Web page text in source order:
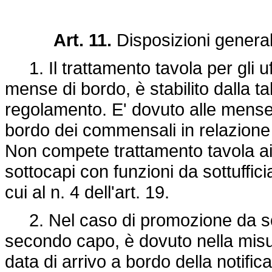
Art. 11. Disposizioni
1. Il trattamento tavola per gli
mense di bordo, è stabilito dalla
regolamento. E' dovuto alle
bordo dei commensali in
Non compete trattamento tavola
sottocapi con funzioni da
cui al n. 4 dell'art. 19.
2. Nel caso di promozione da
secondo capo, è dovuto nella
data di arrivo a bordo della